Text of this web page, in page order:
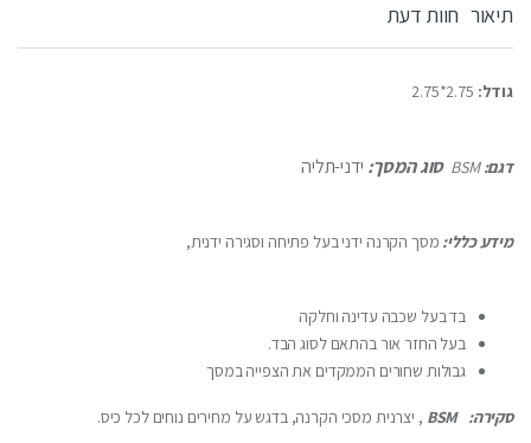
תיאור חוות דעת
גודל: 2.75*2.75
דגם:BSM סוג המסך: ידני-תליה
מידע כללי: מסך הקרנה ידני בעל פתיחה וסגירה ידנית,
בד בעל שכבה עדינה וחלקה
בעל החזר אור בהתאם לסוג הבד.
גבולות שחורים הממקדים את הצפייה במסך
סקירה: BSM , יצרנית מסכי הקרנה, בדגש על מחירים נוחים לכל כיס.